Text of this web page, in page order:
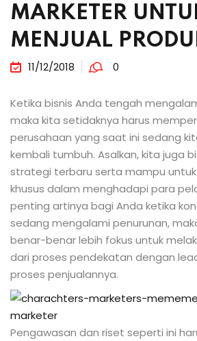
MARKETER
MENJUAL
11/12/2018 0
Ketika bisnis Anda tengah
maka kita setidaknya harus
perusahaan yang saat ini sedang
kembali tumbuh. Asalkan, kita juga
strategi terbaru serta mampu
khusus dalam menghadapi para
penting artinya bagi Anda ketika
sedang mengalami penurunan,
benar-benar lebih fokus untuk
dari proses pendekatan dengan
proses penjualannya.
Pengawasan dan riset seperti ini